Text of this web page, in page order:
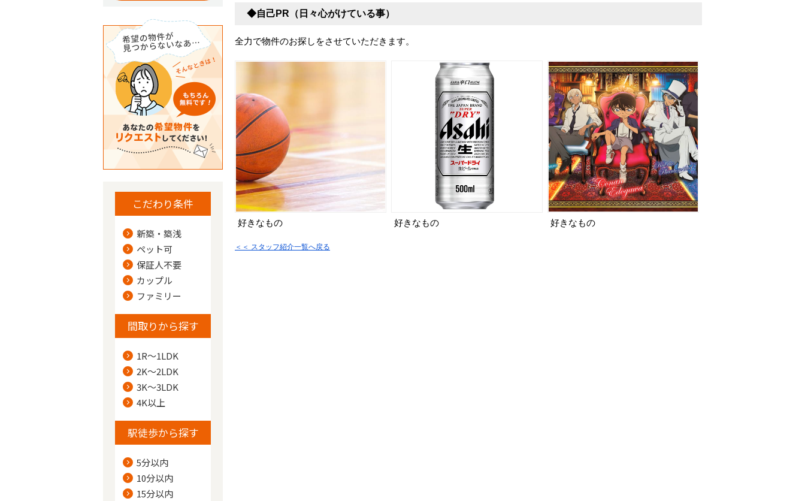
◆自己PR（日々心がけている事）
全力で物件のお探しをさせていただきます。
好きなもの 好きなもの 好きなもの
＜＜ スタッフ紹介一覧へ戻る
こだわり条件
新築・築浅
ペット可
保証人不要
カップル
ファミリー
間取りから探す
1R～1LDK
2K～2LDK
3K～3LDK
4K以上
駅徒歩から探す
5分以内
10分以内
15分以内